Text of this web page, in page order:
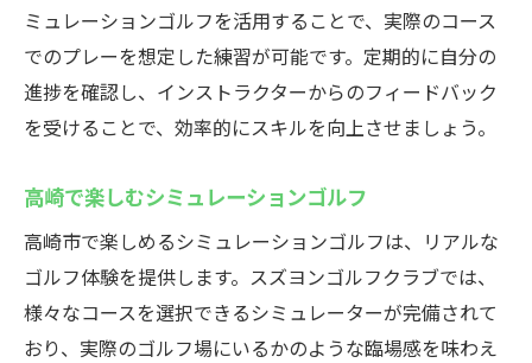
健康維持に効果的なゴルフの楽しみ方
日常にゴルフを取り入れる方法
健康維持とスキルアップを両立
ミュレーションゴルフを活用することで、実際のコース
でのプレーを想定した練習が可能です。定期的に自分の
進捗を確認し、インストラクターからのフィードバック
を受けることで、効率的にスキルを向上させましょう。
高崎で楽しむシミュレーションゴルフ
高崎市で楽しめるシミュレーションゴルフは、リアルな
ゴルフ体験を提供します。スズヨンゴルフクラブでは、
様々なコースを選択できるシミュレーターが完備されて
おり、実際のゴルフ場にいるかのような臨場感を味わえ